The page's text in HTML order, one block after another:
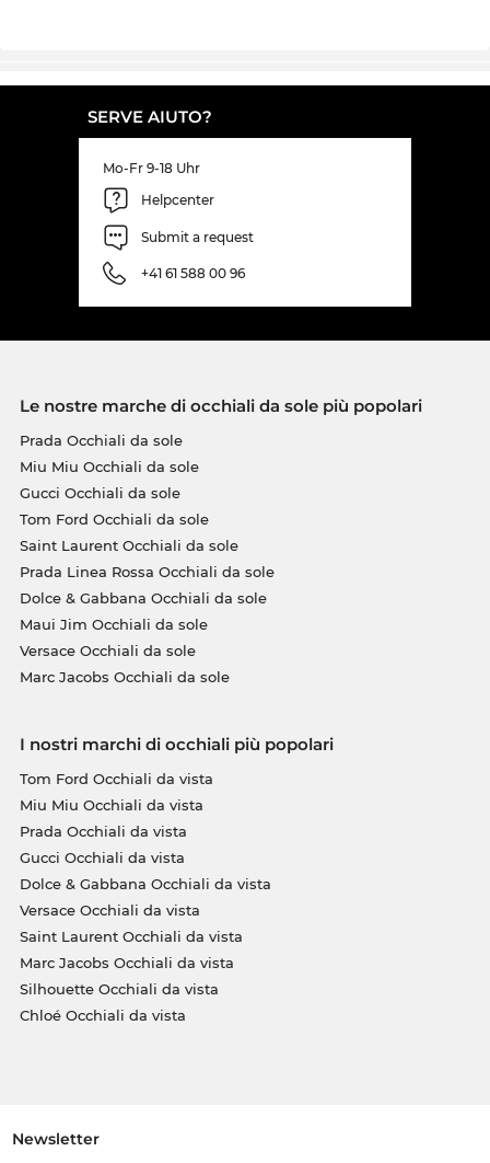
SERVE AIUTO?
Mo-Fr 9-18 Uhr
Helpcenter
Submit a request
+41 61 588 00 96
Le nostre marche di occhiali da sole più popolari
Prada Occhiali da sole
Miu Miu Occhiali da sole
Gucci Occhiali da sole
Tom Ford Occhiali da sole
Saint Laurent Occhiali da sole
Prada Linea Rossa Occhiali da sole
Dolce & Gabbana Occhiali da sole
Maui Jim Occhiali da sole
Versace Occhiali da sole
Marc Jacobs Occhiali da sole
I nostri marchi di occhiali più popolari
Tom Ford Occhiali da vista
Miu Miu Occhiali da vista
Prada Occhiali da vista
Gucci Occhiali da vista
Dolce & Gabbana Occhiali da vista
Versace Occhiali da vista
Saint Laurent Occhiali da vista
Marc Jacobs Occhiali da vista
Silhouette Occhiali da vista
Chloé Occhiali da vista
Newsletter